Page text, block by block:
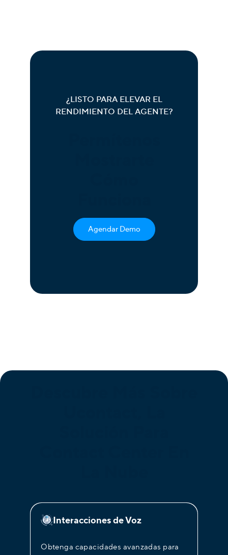
¿LISTO PARA ELEVAR EL
RENDIMIENTO DEL AGENTE?
Agendar Demo
Interacciones de Voz
Obtenga capacidades avanzadas para